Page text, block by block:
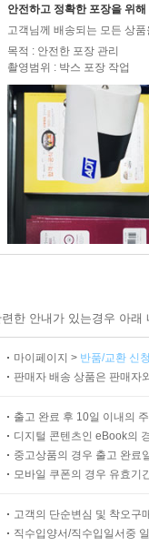
안전하고 정확한 포장을 위
고객님께 배송되는 모든 상
목적 : 안전한 포장 관리
촬영범위 : 박스 포장 작업
한 안내가 있는경우 아
마이페이지 > 반품/교환 신
판매자 배송 상품은 판매자
출고 완료 후 10일 이내의
디지털 콘텐츠인 eBook의
중고상품의 경우 출고 완료
모바일 쿠폰의 경우 유효기
고객의 단순변심 및 착오구
직수입양서/직수입일서중